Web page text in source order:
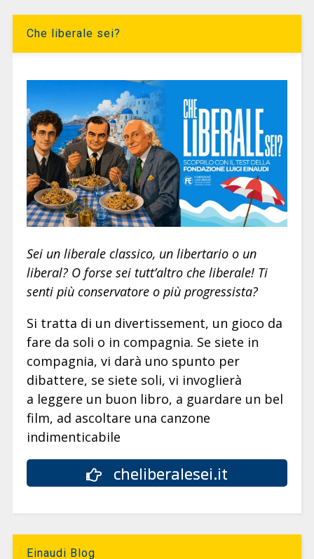
Che liberale sei?
Sei un liberale classico, un libertario o un
liberal? O forse sei tutt’altro che liberale! Ti
senti più conservatore o più progressista?
Si tratta di un divertissement, un gioco da
fare da soli o in compagnia. Se siete in
compagnia, vi darà uno spunto per
dibattere, se siete soli, vi invoglierà
a leggere un buon libro, a guardare un bel
film, ad ascoltare una canzone
indimenticabile
cheliberalesei.it
Einaudi Blog